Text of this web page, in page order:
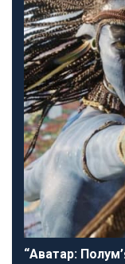
“Аватар: